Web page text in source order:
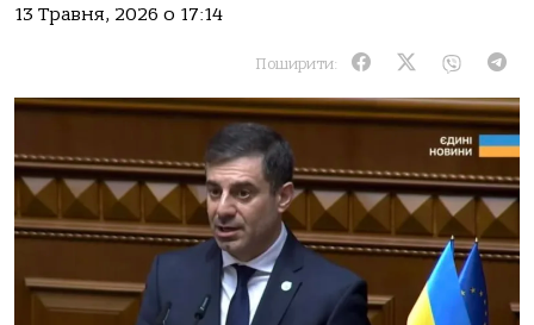
13 Травня, 2026 о 17:14
Поширити: